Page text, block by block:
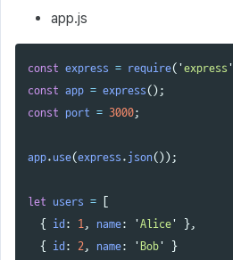
app.js
const express = require( 'express '
const app = express();
const port = 3000;
app.use(express . json());
let users =
{
id : 1 , name: 'Alice'
},
{
id : 2, name: ' Bob'
}